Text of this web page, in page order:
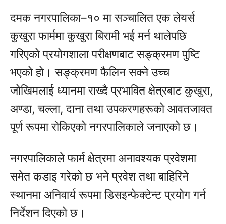
दमक नगरपालिका–१० मा सञ्चालित एक लेयर्स
कुखुरा फार्ममा कुखुरा बिरामी भई मर्न थालेपछि
गरिएको प्रयोगशाला परीक्षणबाट सङ्क्रमण पुष्टि
भएको हो। सङ्क्रमण फैलिन सक्ने उच्च
जोखिमलाई ध्यानमा राख्दै प्रभावित क्षेत्रबाट कुखुरा,
अण्डा, चल्ला, दाना तथा उपकरणहरूको आवतजावत
पूर्ण रूपमा रोकिएको नगरपालिकाले जनाएको छ।
नगरपालिकाले फार्म क्षेत्रमा अनावश्यक प्रवेशमा
समेत कडाइ गरेको छ भने प्रवेश तथा बाहिरिने
स्थानमा अनिवार्य रूपमा डिसइन्फेक्टेन्ट प्रयोग गर्न
निर्देशन दिएको छ।